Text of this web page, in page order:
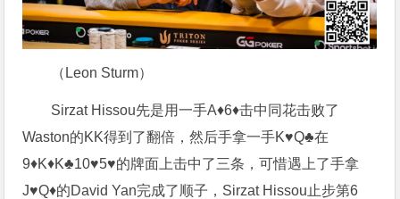
（Leon Sturm）
Sirzat Hissou先是用一手A♦6♦击中同花击败了
Waston的KK得到了翻倍，然后手拿一手K♥Q♣在
9♦K♦K♣10♥5♥的牌面上击中了三条，可惜遇上了手拿
J♥Q♦的David Yan完成了顺子，Sirzat Hissou止步第6